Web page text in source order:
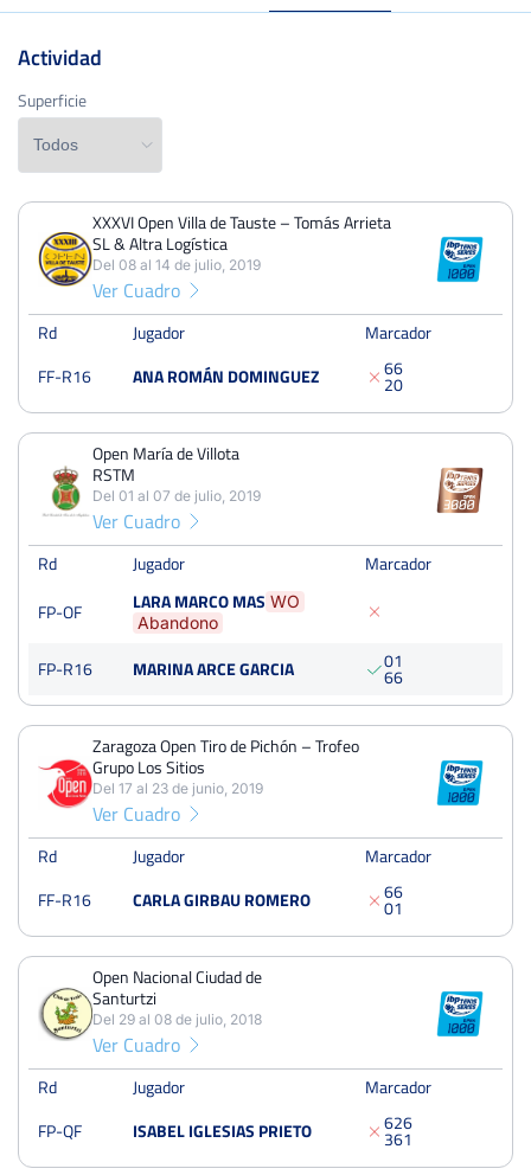
Superficie
PERDIDOSPARTIDOS GANADOS
5 6
PERDIDOS SETS
6
PERDIDOS JUEGOS GANADOS
39 64 25
XXXVI Open Villa de Tauste – Tomás Arrieta SL & Altra
Logística
Del 08 al 14 de julio, 2019
Dieciseisavos
DURA
Open María de Villota RSTM
Tierra
Zaragoza Open Tiro de Pichón – Trofeo Grupo Los Sitios
Del 17 al 23 de junio, 2019
Dieciseisavos
Del 29 al 08 de julio, 2018
Cuartos
125 Puntos
XXXVI Open Villa de Tauste – Tomás Arrieta SL & Altra
Logística
Del 09 al 15 de julio, 2018
Dieciseisavos
Actividad
Superficie
XXXVI Open Villa de Tauste – Tomás Arrieta
SL & Altra Logística
Del 08 al 14 de julio, 2019
Ver Cuadro
Rd Jugador
Marcador
FF-R16
ANA ROMÁN DOMINGUEZ 6
2
6
0
Open María de Villota
RSTM
Del 01 al 07 de julio, 2019
Ver Cuadro
Rd Jugador
Marcador
FP-OF
LARA MARCO MAS WO
Abandono
FP-R16 MARINA ARCE GARCIA 0
6
1
6
Zaragoza Open Tiro de Pichón – Trofeo
Grupo Los Sitios
Del 17 al 23 de junio, 2019
Ver Cuadro
Rd Jugador
Marcador
FF-R16
CARLA GIRBAU ROMERO 6
0
6
1
Open Nacional Ciudad de
Santurtzi
Del 29 al 08 de julio, 2018
Ver Cuadro
Rd Jugador
Marcador
FP-QF
ISABEL IGLESIAS PRIETO 6
3
2
6
6
1